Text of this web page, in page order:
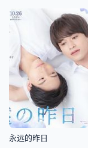
永远的昨日